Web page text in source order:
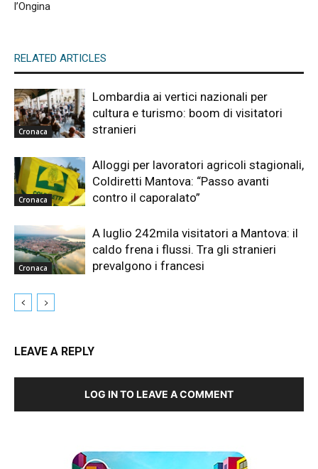
l’Ongina
RELATED ARTICLES
Cronaca
Lombardia ai vertici nazionali per
cultura e turismo: boom di visitatori
stranieri
Cronaca
Alloggi per lavoratori agricoli stagionali,
Coldiretti Mantova: “Passo avanti
contro il caporalato”
Cronaca
A luglio 242mila visitatori a Mantova: il
caldo frena i flussi. Tra gli stranieri
prevalgono i francesi
LEAVE A REPLY
LOG IN TO LEAVE A COMMENT